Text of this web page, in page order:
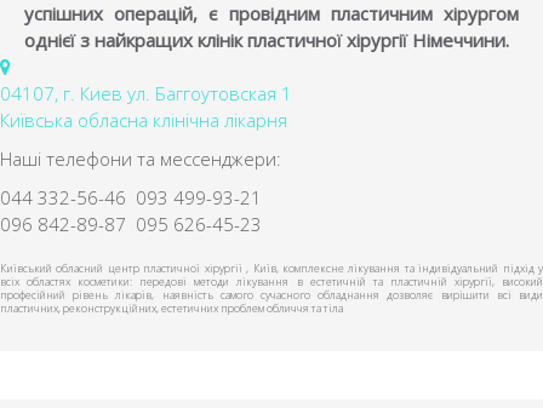
успішних операцій, є провідним пластичним хірургом
однієї з найкращих клінік пластичної хірургії Німеччини.
04107, г. Киев ул. Баггоутовская 1
Київська обласна клінічна лікарня
Наші телефони та мессенджери:
044 332-56-46 093 499-93-21
096 842-89-87 095 626-45-23
Київський обласний центр пластичної хірургії , Київ, комплексне лікування та індивідуальний підхід у
всіх областях косметики: передові методи лікування в естетичній та пластичній хірургії, високий
професійний рівень лікарів, наявність самого сучасного обладнання дозволяє вирішити всі види
пластичних, реконструкційних, естетичних проблем обличчя та тіла